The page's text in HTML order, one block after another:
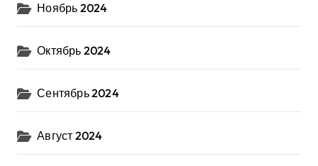
Ноябрь 2024
Октябрь 2024
Сентябрь 2024
Август 2024